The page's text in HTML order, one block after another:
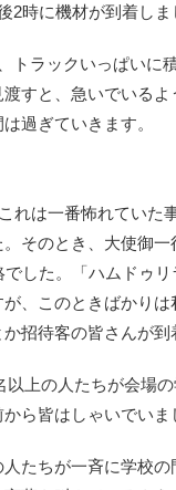
時に機材が到着しま
トラックいっぱいに
すと、急いでいる
過ぎていきます。
れは一番怖れていた
そのとき、大使御一
した。「ハムドゥ
、このときばかり
招待客の皆さんが到
上の人たちが会場
ら皆はしゃいでいま
たちが一斉に学校